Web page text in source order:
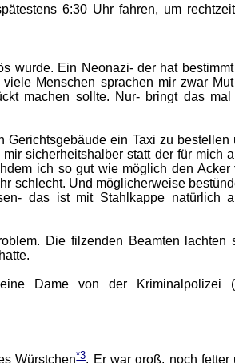
6:30 Uhr fahren, um
wurde. Ein Neonazi- der hat
Menschen sprachen mir zwar
machen sollte. Nur- bringt das mal
ein Taxi zu bestellen
sicherheitshalber statt der für mich
ich so gut wie möglich den Acker
schlecht. Und möglicherweise
das ist mit Stahlkappe natürlich
Die filzenden Beamten lachten
Dame von der Kriminalpolizei
Würstchen*3. Er war groß, noch fetter